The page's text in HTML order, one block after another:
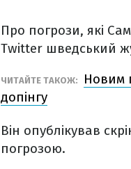
Про погрози, які
Twitter шведський
ЧИТАЙТЕ ТАКОЖ:
Новим
допінгу
Він опублікував
погрозою.